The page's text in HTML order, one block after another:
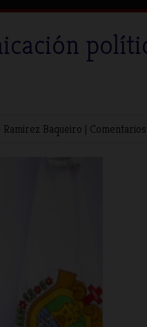
Ramirez Baqueiro |